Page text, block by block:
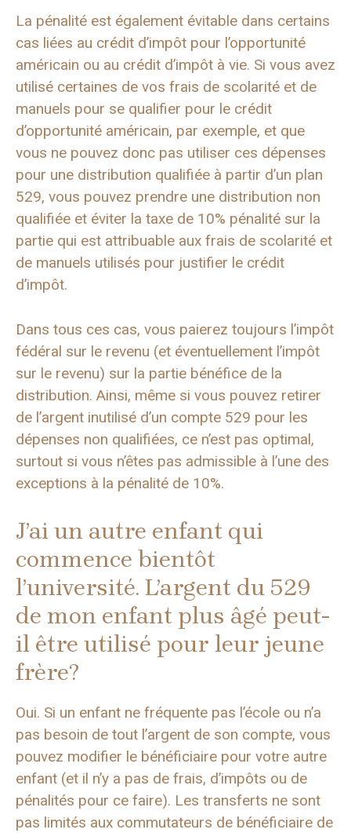
La pénalité est également évitable dans certains
cas liées au crédit d’impôt pour l’opportunité
américain ou au crédit d’impôt à vie. Si vous avez
utilisé certaines de vos frais de scolarité et de
manuels pour se qualifier pour le crédit
d’opportunité américain, par exemple, et que
vous ne pouvez donc pas utiliser ces dépenses
pour une distribution qualifiée à partir d’un plan
529, vous pouvez prendre une distribution non
qualifiée et éviter la taxe de 10% pénalité sur la
partie qui est attribuable aux frais de scolarité et
de manuels utilisés pour justifier le crédit
d’impôt.
Dans tous ces cas, vous paierez toujours l’impôt
fédéral sur le revenu (et éventuellement l’impôt
sur le revenu) sur la partie bénéfice de la
distribution. Ainsi, même si vous pouvez retirer
de l’argent inutilisé d’un compte 529 pour les
dépenses non qualifiées, ce n’est pas optimal,
surtout si vous n’êtes pas admissible à l’une des
exceptions à la pénalité de 10%.
J’ai un autre enfant qui
commence bientôt
l’université. L’argent du 529
de mon enfant plus âgé peut-
il être utilisé pour leur jeune
frère?
Oui. Si un enfant ne fréquente pas l’école ou n’a
pas besoin de tout l’argent de son compte, vous
pouvez modifier le bénéficiaire pour votre autre
enfant (et il n’y a pas de frais, d’impôts ou de
pénalités pour ce faire). Les transferts ne sont
pas limités aux commutateurs de bénéficiaire de